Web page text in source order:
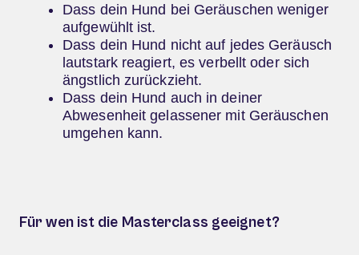
Dass dein Hund bei Geräuschen weniger
aufgewühlt ist.
Dass dein Hund nicht auf jedes Geräusch
lautstark reagiert, es verbellt oder sich
ängstlich zurückzieht.
Dass dein Hund auch in deiner
Abwesenheit gelassener mit Geräuschen
umgehen kann.
Für wen ist die Masterclass geeignet?